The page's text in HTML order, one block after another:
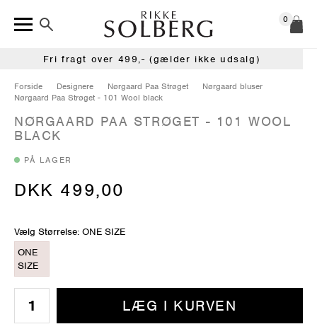
0
Fri fragt over 499,- (gælder ikke udsalg)
Forside Designere Nørgaard Paa Strøget
Nørgaard bluser
Nørgaard Paa Strøget - 101 Wool black
NØRGAARD PAA STRØGET - 101 WOOL
BLACK
PÅ LAGER
DKK 499,00
Vælg Størrelse: ONE SIZE
ONE
SIZE
LÆG I KURVEN